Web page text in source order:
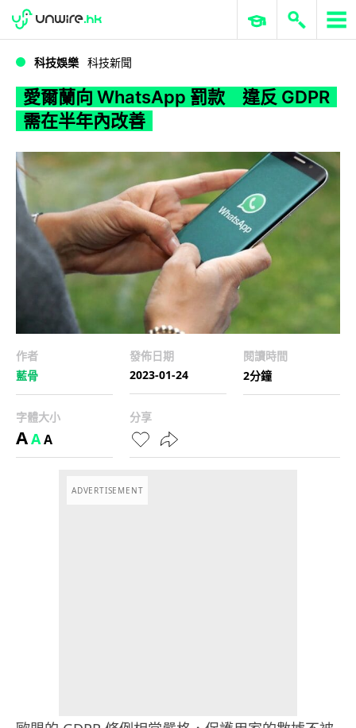
WWDC 2026 ERP 與商業 AI
科技娛樂 科技新聞
愛爾蘭向 WhatsApp 罰款 違反 GDPR
需在半年內改善
作者
藍骨
發佈日期
2023-01-24
閱讀時間
2分鐘
字體大小
AAA
分享
ADVERTISEMENT